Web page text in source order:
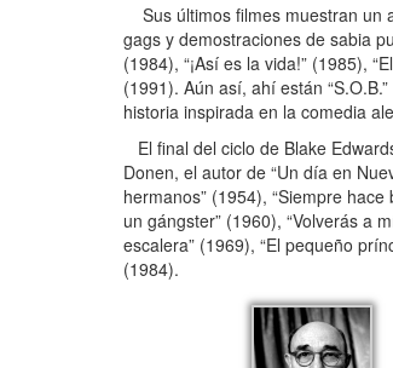
Sus últimos filmes muestran un
gags y demostraciones de sabia
(1984), “¡Así es la vida!” (1985),
(1991). Aún así, ahí están
historia inspirada en la comedia
El final del ciclo de Blake
Donen, el autor de “Un día en
hermanos” (1954), “Siempre
un gángster” (1960), “Volverás a
escalera” (1969), “El pequeño
(1984).